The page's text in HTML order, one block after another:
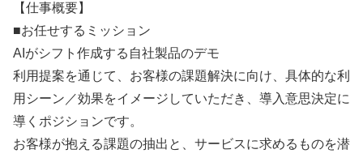
【仕事概要】
■お任せするミッション
AIがシフト作成する自社製品のデモ
利用提案を通じて、お客様の課題解決に向け、具体的な利
用シーン／効果をイメージしていただき、導入意思決定に
導くポジションです。
お客様が抱える課題の抽出と、サービスに求めるものを潜